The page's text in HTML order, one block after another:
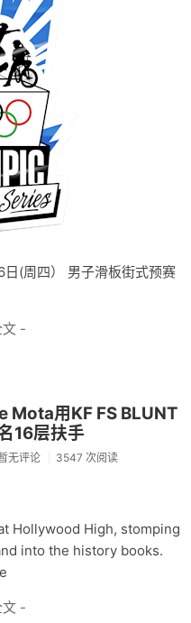
(周四） 男子滑板街式预赛
-
用KF FS BLUNT
16层扶手
无评论 3547 次阅读
Hollywood High, stomping
into the history books.
-